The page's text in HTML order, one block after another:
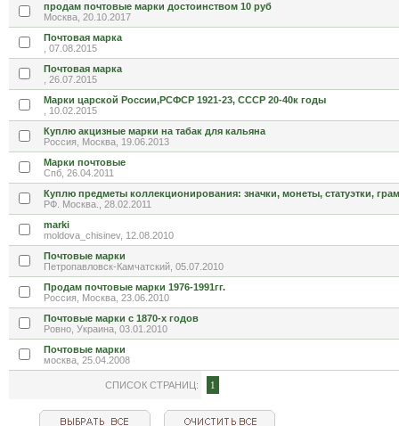
продам почтовые марки достоинством 10 руб
Москва, 20.10.2017
Почтовая марка
, 07.08.2015
Почтовая марка
, 26.07.2015
Марки царской России,РСФСР 1921-23, СССР 20-40к годы
, 10.02.2015
Куплю акцизные марки на табак для кальяна
Россия, Москва, 19.06.2013
Марки почтовые
Спб, 26.04.2011
Куплю предметы коллекционирования: значки, монеты, статуэтки,
РФ. Москва., 28.02.2011
marki
moldova_chisinev, 12.08.2010
Почтовые марки
Петропавловск-Камчатский, 05.07.2010
Продам почтовые марки 1976-1991гг.
Россия, Москва, 23.06.2010
Почтовые марки с 1870-х годов
Ровно, Украина, 03.01.2010
Почтовые марки
москва, 25.04.2008
СПИСОК СТРАНИЦ: 1